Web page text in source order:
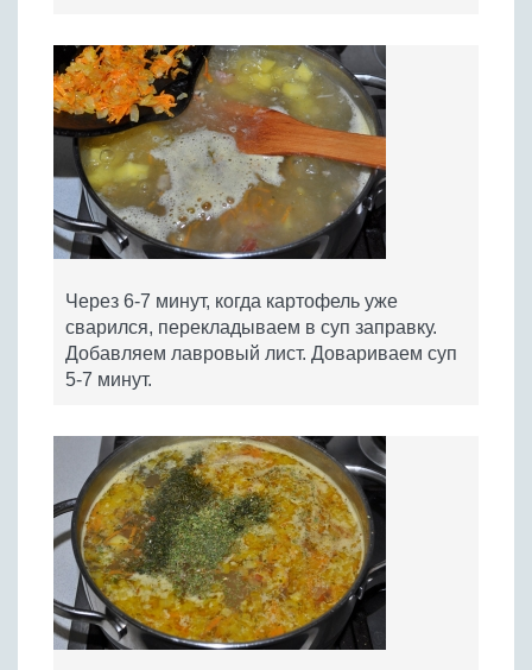
Через 6-7 минут, когда картофель уже
сварился, перекладываем в суп заправку.
Добавляем лавровый лист. Довариваем суп
5-7 минут.